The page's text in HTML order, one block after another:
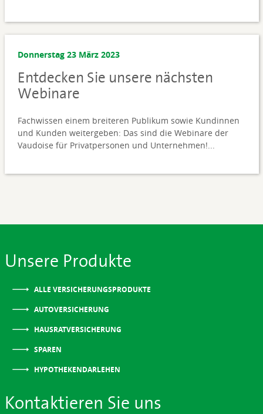
Donnerstag 23 März 2023
Entdecken Sie unsere nächsten
Webinare
Fachwissen einem breiteren Publikum sowie Kundinnen
und Kunden weitergeben: Das sind die Webinare der
Vaudoise für Privatpersonen und Unternehmen!...
Unsere Produkte
ALLE VERSICHERUNGSPRODUKTE
AUTOVERSICHERUNG
HAUSRATVERSICHERUNG
SPAREN
HYPOTHEKENDARLEHEN
Kontaktieren Sie uns